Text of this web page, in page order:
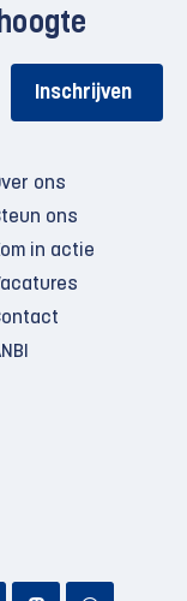
ons
ons
in actie